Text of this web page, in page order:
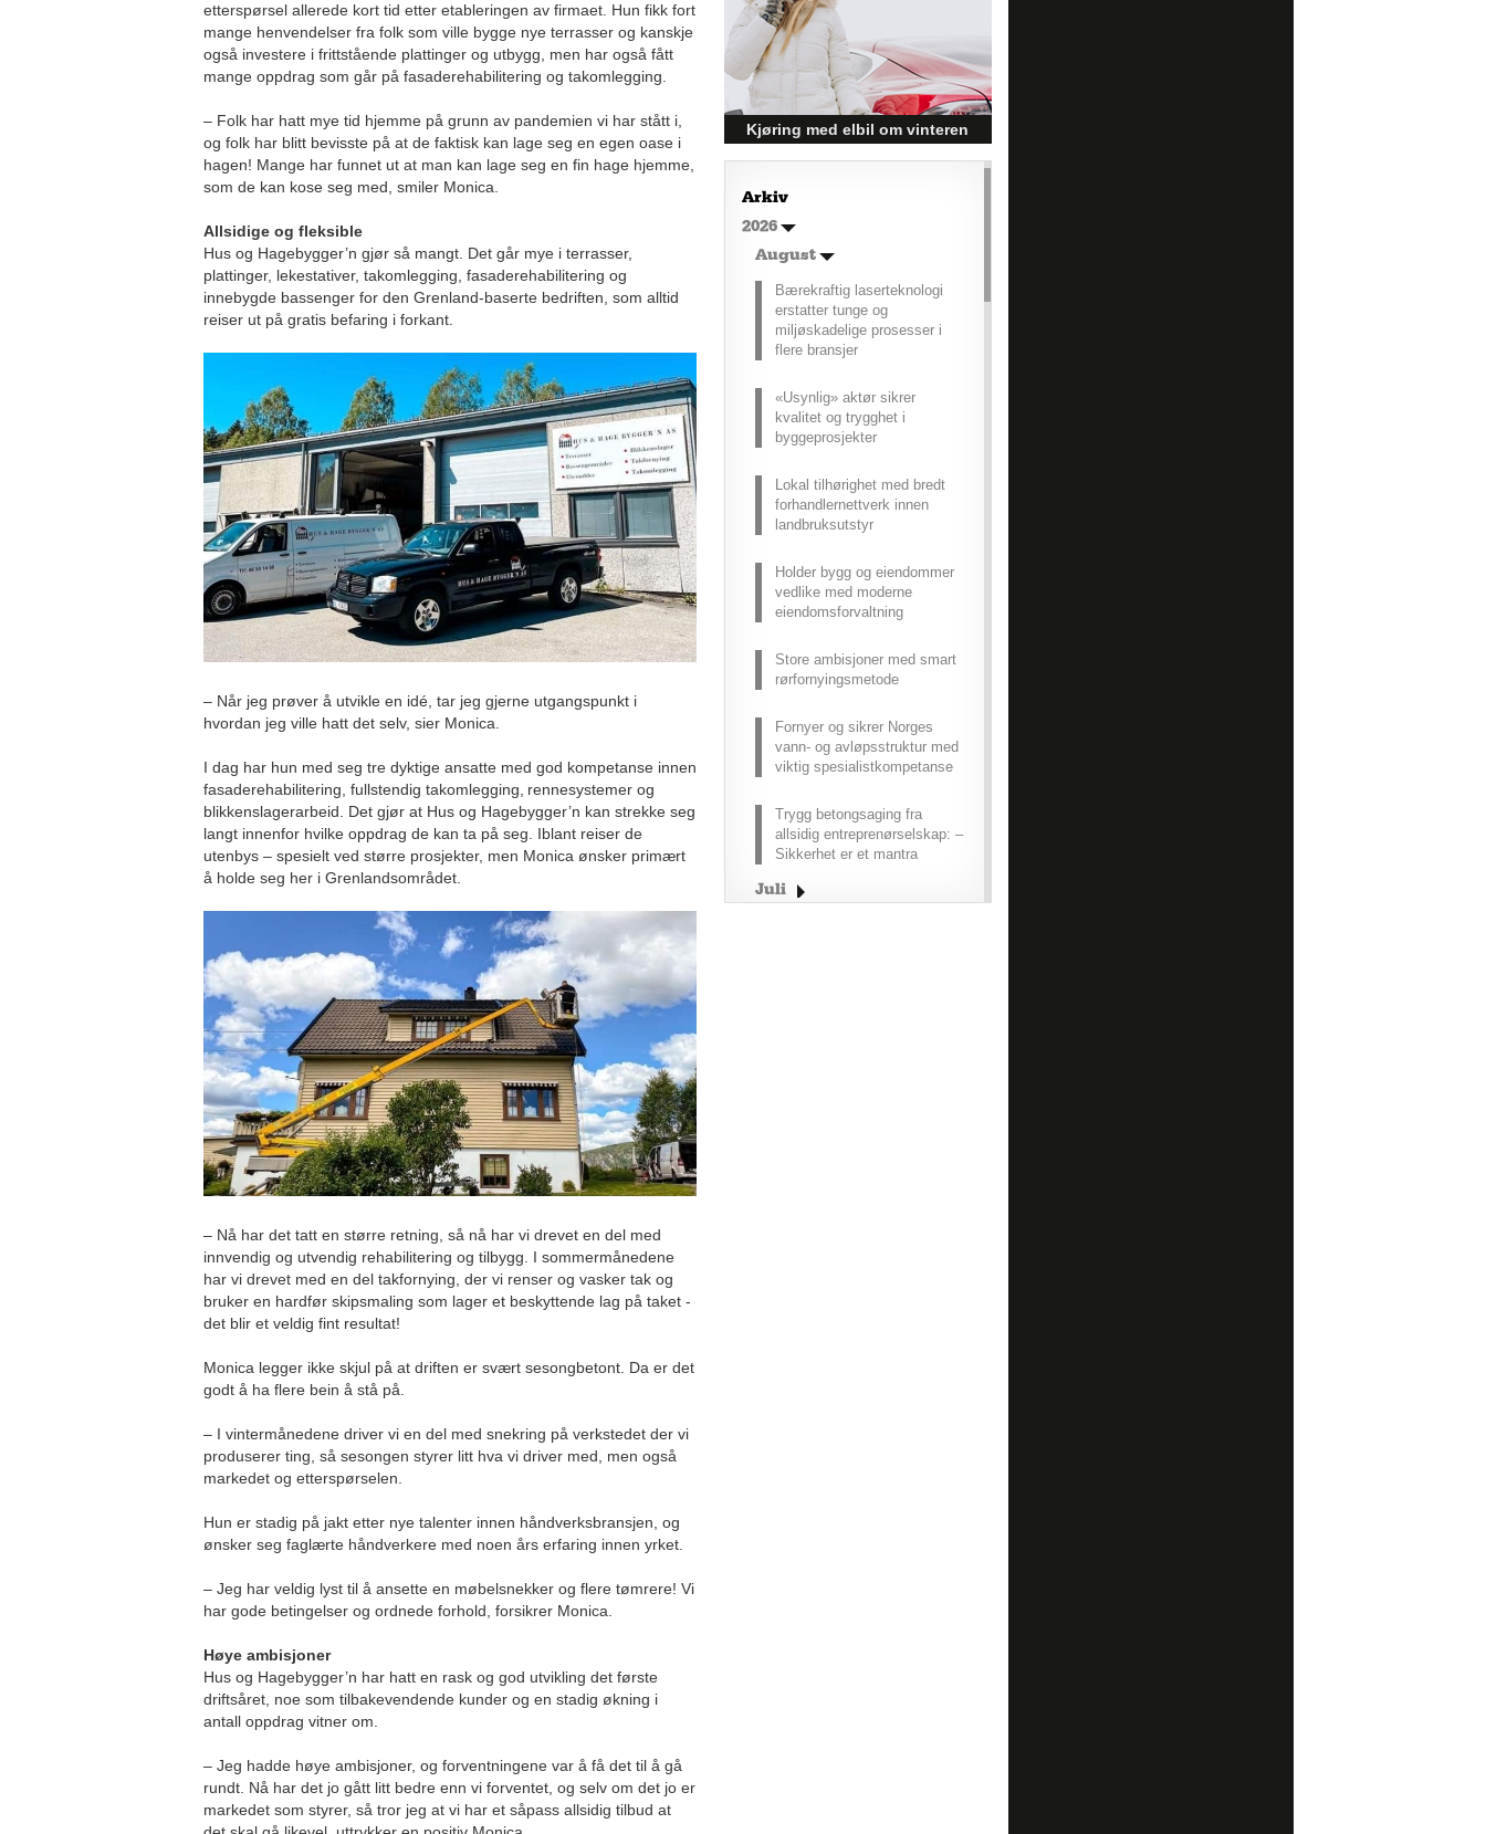
etterspørsel allerede kort tid etter etableringen av firmaet. Hun fikk fort
mange henvendelser fra folk som ville bygge nye terrasser og kanskje
også investere i frittstående plattinger og utbygg, men har også fått
mange oppdrag som går på fasaderehabilitering og takomlegging.
– Folk har hatt mye tid hjemme på grunn av pandemien vi har stått i,
og folk har blitt bevisste på at de faktisk kan lage seg en egen oase i
hagen! Mange har funnet ut at man kan lage seg en fin hage hjemme,
som de kan kose seg med, smiler Monica.
Allsidige og fleksible
Hus og Hagebygger’n gjør så mangt. Det går mye i terrasser,
plattinger, lekestativer, takomlegging, fasaderehabilitering og
innebygde bassenger for den Grenland-baserte bedriften, som alltid
reiser ut på gratis befaring i forkant.
– Når jeg prøver å utvikle en idé, tar jeg gjerne utgangspunkt i
hvordan jeg ville hatt det selv, sier Monica.
I dag har hun med seg tre dyktige ansatte med god kompetanse innen
fasaderehabilitering, fullstendig takomlegging, rennesystemer og
blikkenslagerarbeid. Det gjør at Hus og Hagebygger’n kan strekke seg
langt innenfor hvilke oppdrag de kan ta på seg. Iblant reiser de
utenbys – spesielt ved større prosjekter, men Monica ønsker primært
å holde seg her i Grenlandsområdet.
– Nå har det tatt en større retning, så nå har vi drevet en del med
innvendig og utvendig rehabilitering og tilbygg. I sommermånedene
har vi drevet med en del takfornying, der vi renser og vasker tak og
bruker en hardfør skipsmaling som lager et beskyttende lag på taket -
det blir et veldig fint resultat!
Monica legger ikke skjul på at driften er svært sesongbetont. Da er det
godt å ha flere bein å stå på.
– I vintermånedene driver vi en del med snekring på verkstedet der vi
produserer ting, så sesongen styrer litt hva vi driver med, men også
markedet og etterspørselen.
Hun er stadig på jakt etter nye talenter innen håndverksbransjen, og
ønsker seg faglærte håndverkere med noen års erfaring innen yrket.
– Jeg har veldig lyst til å ansette en møbelsnekker og flere tømrere! Vi
har gode betingelser og ordnede forhold, forsikrer Monica.
Høye ambisjoner
Hus og Hagebygger’n har hatt en rask og god utvikling det første
driftsåret, noe som tilbakevendende kunder og en stadig økning i
antall oppdrag vitner om.
– Jeg hadde høye ambisjoner, og forventningene var å få det til å gå
rundt. Nå har det jo gått litt bedre enn vi forventet, og selv om det jo er
markedet som styrer, så tror jeg at vi har et såpass allsidig tilbud at
noe som skaper optimisme på
tvers av ulike sektorer.
Byggebransjen er spesielt godt
posisjonert til å dra nytte av denne
økonomiske oppgangen.
Kjøring med elbil om vinteren
– hvordan få bedre
rekkevidde?
Elbiler (EV) representerer
fremtiden for transport, men deres
effektivitet under utfordrende
utfordring.
Arkiv
2026
August
Bærekraftig laserteknologi
erstatter tunge og
miljøskadelige prosesser i
flere bransjer
«Usynlig» aktør sikrer
kvalitet og trygghet i
byggeprosjekter
Lokal tilhørighet med bredt
forhandlernettverk innen
landbruksutstyr
Holder bygg og eiendommer
vedlike med moderne
eiendomsforvaltning
Store ambisjoner med smart
rørfornyingsmetode
Fornyer og sikrer Norges
vann- og avløpsstruktur med
viktig spesialistkompetanse
Trygg betongsaging fra
allsidig entreprenørselskap: –
Sikkerhet er et mantra
Juli